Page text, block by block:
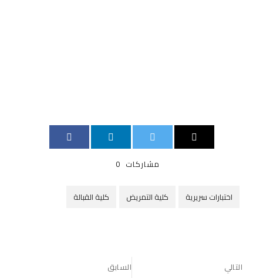
0 مشاركات
اختبارات سريرية كلية التمريض كلية القبالة
السابق التالي